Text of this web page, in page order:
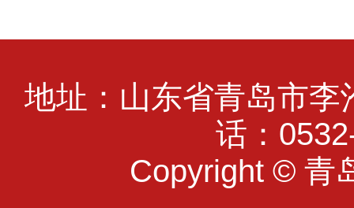
地址：山东省青岛市李
话：
Copyright © 青